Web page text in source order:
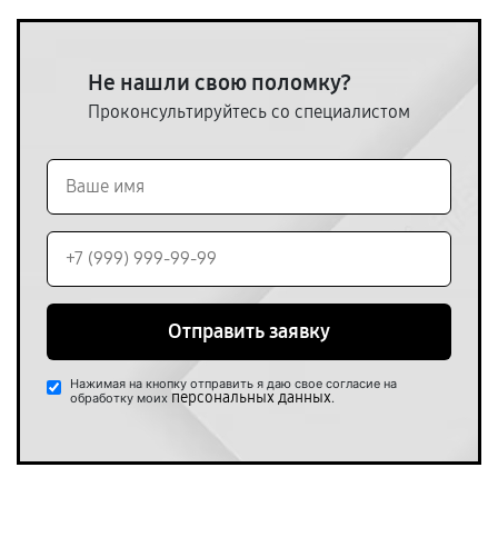
Не нашли свою поломку?
Проконсультируйтесь со специалистом
Отправить заявку
Нажимая на кнопку отправить я даю свое согласие на
обработку моих персональных данных.